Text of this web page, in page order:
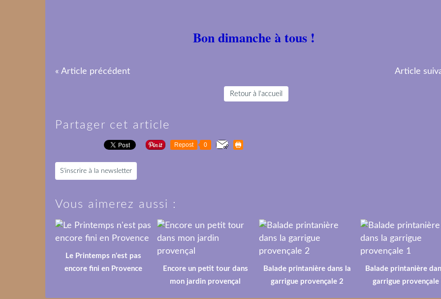
Bon dimanche à tous !
« Article précédent Article
Retour à l'accueil
Partager cet article
Repost 0
S'inscrire à la newsletter
Vous aimerez aussi :
Le Printemps n'est pas
encore fini en Provence
Encore un petit tour dans
mon jardin provençal
Balade printanière dans la
garrigue provençale 2
Balade printanière
garrigue provençale